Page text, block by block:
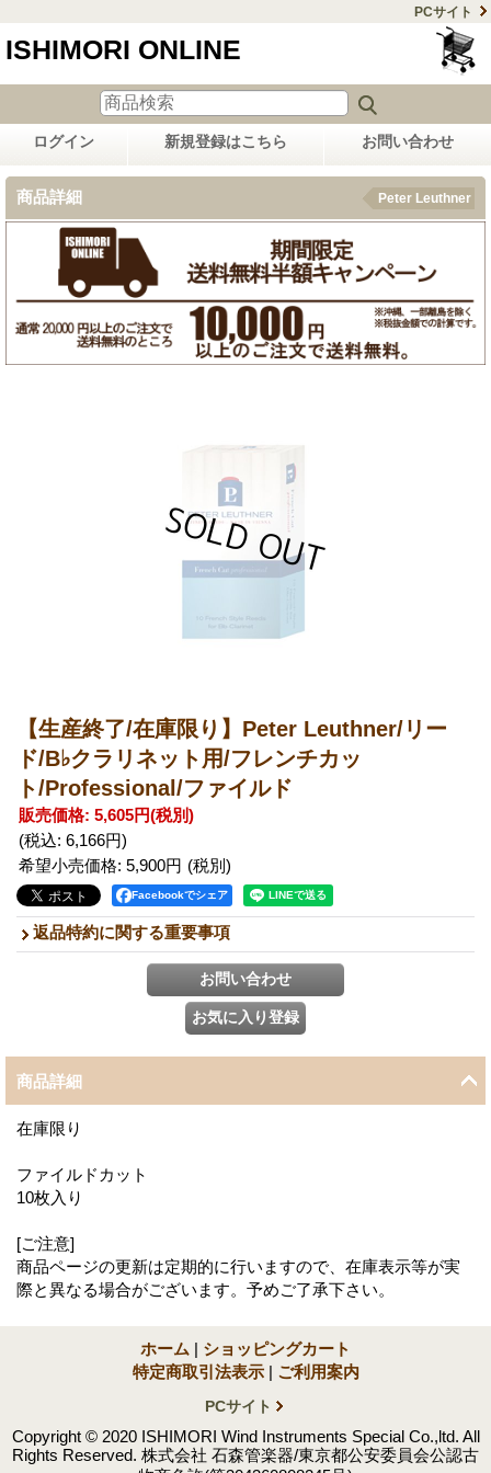
PCサイト
ISHIMORI ONLINE
ログイン 新規登録はこちら お問い合わせ
商品詳細 Peter Leuthner
【生産終了/在庫限り】Peter Leuthner/リー
ド/B♭クラリネット用/フレンチカッ
ト/Professional/ファイルド
販売価格: 5,605円(税別)
(税込: 6,166円)
希望小売価格: 5,900円
Facebookでシェア
返品特約に関する重要事項
商品詳細
在庫限り
ファイルドカット
10枚入り
[ご注意]
商品ページの更新は定期的に行いますので、在庫表示等が実
際と異なる場合がございます。予めご了承下さい。
ホーム | ショッピングカート
特定商取引法表示 | ご利用案内
PCサイト
Copyright © 2020 ISHIMORI Wind Instruments Special Co.,ltd. All
Rights Reserved. 株式会社 石森管楽器/東京都公安委員会公認古